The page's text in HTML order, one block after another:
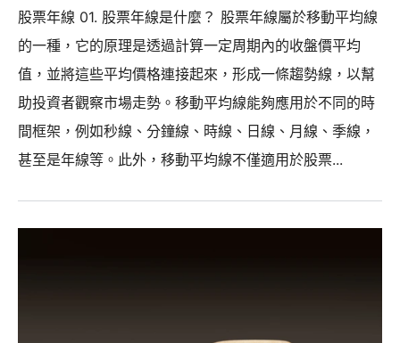
股票年線 01. 股票年線是什麼？ 股票年線屬於移動平均線
的一種，它的原理是透過計算一定周期內的收盤價平均
值，並將這些平均價格連接起來，形成一條趨勢線，以幫
助投資者觀察市場走勢。移動平均線能夠應用於不同的時
間框架，例如秒線、分鐘線、時線、日線、月線、季線，
甚至是年線等。此外，移動平均線不僅適用於股票...